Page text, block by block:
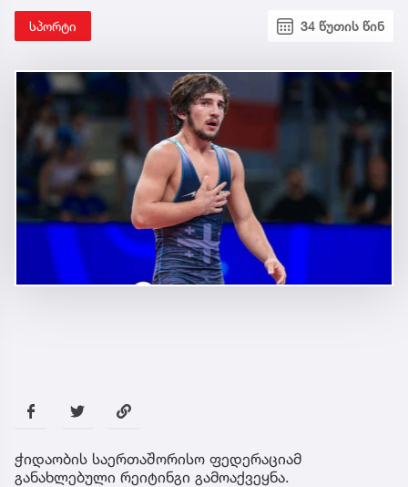
სპორტი 34 წუთის წინ
ჭიდაობის საერთაშორისო ფედერაციამ
განახლებული რეიტინგი გამოაქვეყნა.